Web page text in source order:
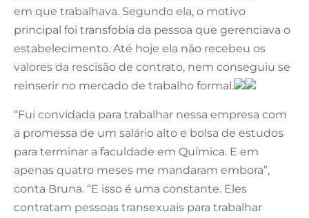
em que trabalhava. Segundo ela, o motivo
principal foi transfobia da pessoa que gerenciava o
estabelecimento. Até hoje ela não recebeu os
valores da rescisão de contrato, nem conseguiu se
reinserir no mercado de trabalho formal.
“Fui convidada para trabalhar nessa empresa com
a promessa de um salário alto e bolsa de estudos
para terminar a faculdade em Química. E em
apenas quatro meses me mandaram embora”,
conta Bruna. “E isso é uma constante. Eles
contratam pessoas transexuais para trabalhar